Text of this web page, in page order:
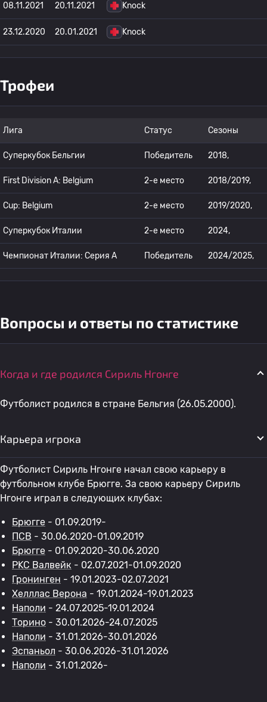
08.11.2021 20.11.2021 Knock
23.12.2020 20.01.2021 Knock
Трофеи
Лига Статус Сезоны
Суперкубок Бельгии Победитель 2018,
First Division A: Belgium 2-е место 2018/2019,
Cup: Belgium 2-е место 2019/2020,
Суперкубок Италии 2-е место 2024,
Чемпионат Италии: Серия А Победитель 2024/2025,
Вопросы и ответы по статистике
Когда и где родился Сириль Нгонге
Футболист родился в стране Бельгия (26.05.2000).
Карьера игрока
Футболист Сириль Нгонге начал свою карьеру в
футбольном клубе Брюгге. За свою карьеру Сириль
Нгонге играл в следующих клубах:
Брюгге - 01.09.2019-
ПСВ - 30.06.2020-01.09.2019
Брюгге - 01.09.2020-30.06.2020
РKC Валвейк - 02.07.2021-01.09.2020
Гронинген - 19.01.2023-02.07.2021
Хелллас Верона - 19.01.2024-19.01.2023
Наполи - 24.07.2025-19.01.2024
Торино - 30.01.2026-24.07.2025
Наполи - 31.01.2026-30.01.2026
Эспаньол - 30.06.2026-31.01.2026
Наполи - 31.01.2026-